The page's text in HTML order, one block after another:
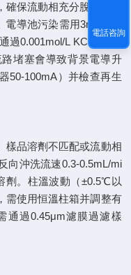
保流動相充分脫氣（建
導池污染需用3mol/L硝
0.001mol/L KCl溶液校
堵塞會導致背景電導升
50-100mA）并檢查再生
樣品溶劑不匹配或流動相
向沖洗流速0.3-0.5mL/mi
劑。柱溫波動（±0.5℃以
需使用恒溫柱箱并調整有
通過0.45μm濾膜過濾樣
電話咨詢